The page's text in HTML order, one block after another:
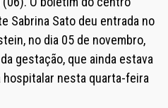
Sabrina Sato deu entrada no
no dia 05 de novembro,
gestação, que ainda estava
hospitalar nesta quarta-feira